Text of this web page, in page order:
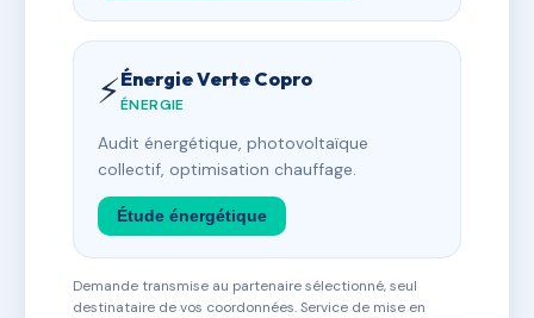
⚡Énergie Verte Copro
ÉNERGIE
Audit énergétique, photovoltaïque
collectif, optimisation chauffage.
Étude énergétique
Demande transmise au partenaire sélectionné, seul
destinataire de vos coordonnées. Service de mise en